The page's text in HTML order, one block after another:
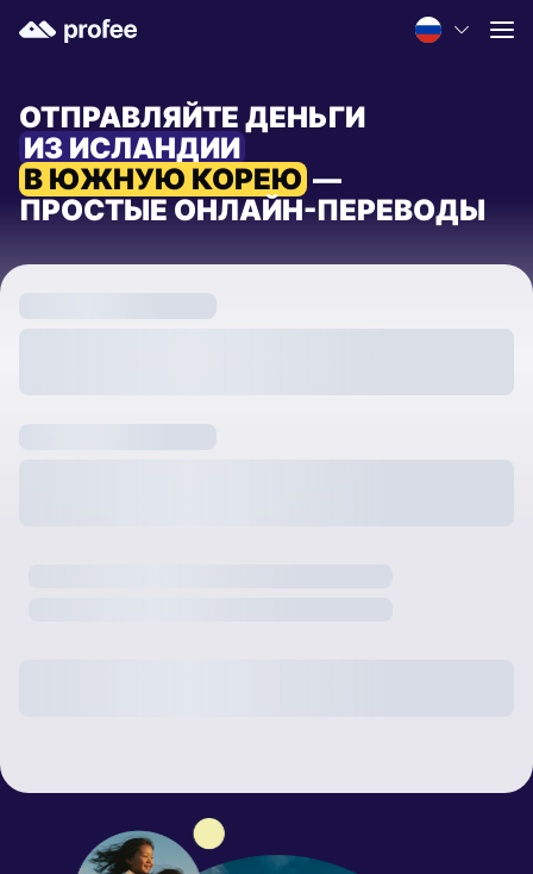
ОТПРАВЛЯЙТЕ ДЕНЬГИ
ИЗ ИСЛАНДИИ
В ЮЖНУЮ КОРЕЮ —
ПРОСТЫЕ ОНЛАЙН-ПЕРЕВОДЫ